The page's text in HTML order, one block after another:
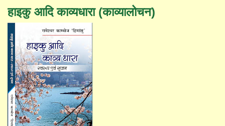
हाइकु आदि काव्यधारा (काव्यालोचन)